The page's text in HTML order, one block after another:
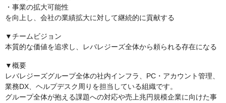
・事業の拡大可能性
を向上し、会社の業績拡大に対して継続的に貢献する
▼チームビジョン
本質的な価値を追求し、レバレジーズ全体から頼られる存在になる
▼概要
レバレジーズグループ全体の社内インフラ、PC・アカウント管理、
業務DX、ヘルプデスク周りを担当している組織です。
グループ全体が抱える課題への対応や売上兆円規模企業に向けた事